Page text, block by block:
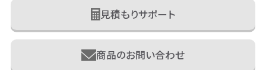
見積もりサポート
商品のお問い合わせ